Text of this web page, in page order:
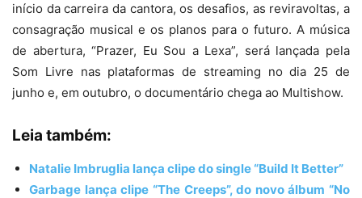
início da carreira da cantora, os desafios, as reviravoltas, a
consagração musical e os planos para o futuro. A música
de abertura, “Prazer, Eu Sou a Lexa”, será lançada pela
Som Livre nas plataformas de streaming no dia 25 de
junho e, em outubro, o documentário chega ao Multishow.
Leia também:
Natalie Imbruglia lança clipe do single “Build It Better”
Garbage lança clipe “The Creeps”, do novo álbum “No